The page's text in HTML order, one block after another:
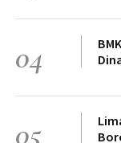
04
05